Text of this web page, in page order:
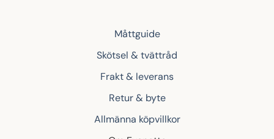
Måttguide
Skötsel & tvättråd
Frakt & leverans
Retur & byte
Allmänna köpvillkor